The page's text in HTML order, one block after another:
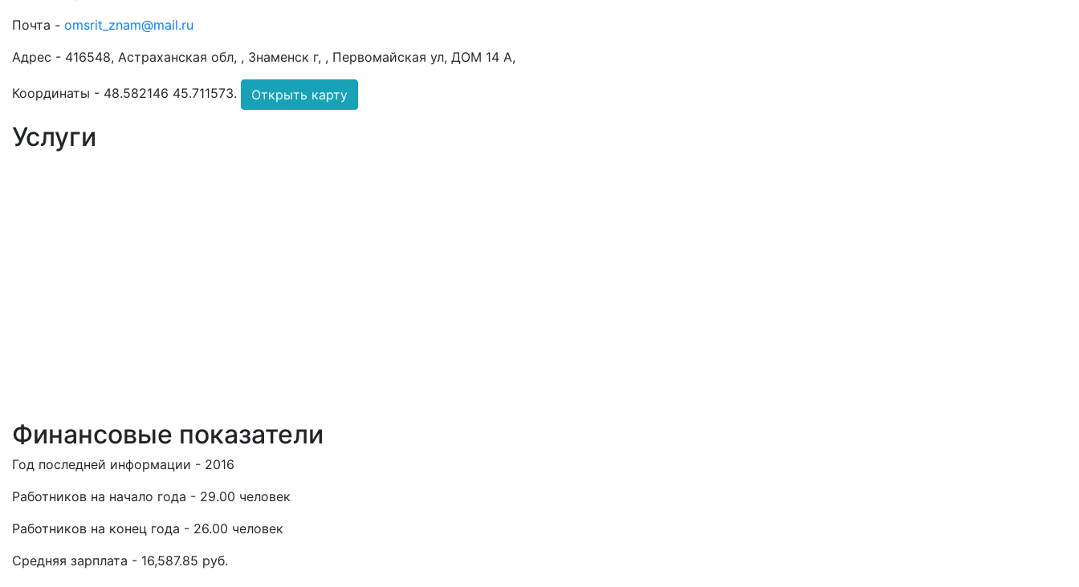
Почта - omsrit_znam@mail.ru
Адрес - 416548, Астраханская обл, , Знаменск г, , Первомайская ул, ДОМ 14 А,
Координаты - 48.582146 45.711573. Открыть карту
Услуги
Финансовые показатели
Год последней информации - 2016
Работников на начало года - 29.00 человек
Работников на конец года - 26.00 человек
Средняя зарплата - 16,587.85 руб.